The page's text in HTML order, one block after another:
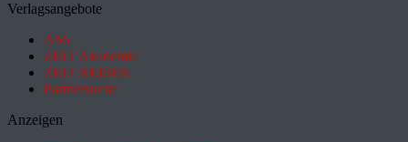
Verlagsangebote
Abo
ZEIT Akademie
ZEIT REISEN
Partnersuche
Anzeigen